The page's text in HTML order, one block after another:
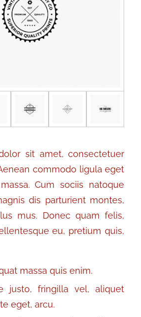
sit amet, consectetuer
commodo ligula eget
Cum sociis natoque
dis parturient montes,
mus. Donec quam felis,
eu, pretium quis,
massa quis enim.
justo, fringilla vel, aliquet
eget, arcu.